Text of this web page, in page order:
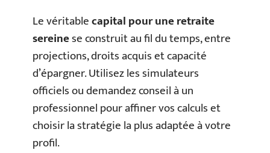
Le véritablecapital pour une retraite
sereinese construit au fil du temps, entre
projections, droits acquis et capacité
d’épargner. Utilisez les simulateurs
officiels ou demandez conseil à un
professionnel pour affiner vos calculs et
choisir la stratégie la plus adaptée à votre
profil.